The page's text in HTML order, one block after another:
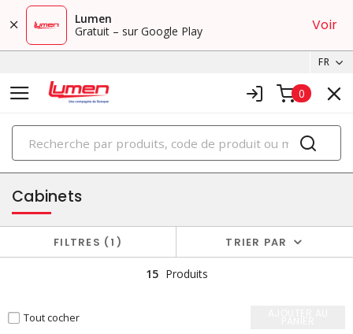
Lumen
Gratuit – sur Google Play
Voir
FR
0
PRODUITS
boîtiers et cabinets
Cabinets
FILTRES 1 TRIER PAR
15 Produits
Tout cocher